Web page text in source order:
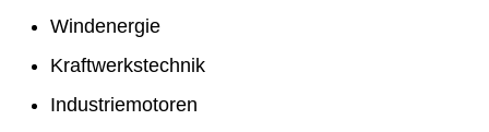
Windenergie
Kraftwerkstechnik
Industriemotoren